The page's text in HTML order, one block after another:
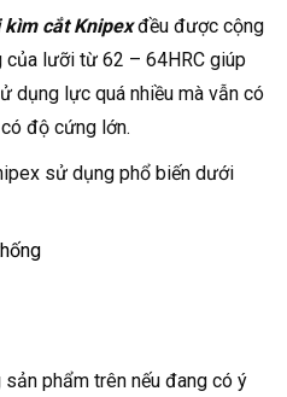
kìm cắt Knipexđều được cộng
lưỡi từ 62 – 64HRC giúp
dụng lực quá nhiều mà vẫn có
độ cứng lớn.
sử dụng phổ biến dưới
phẩm trên nếu đang có ý